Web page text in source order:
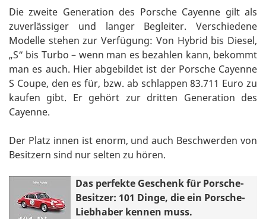
Die zweite Generation des Porsche Cayenne gilt als
zuverlässiger und langer Begleiter. Verschiedene
Modelle stehen zur Verfügung: Von Hybrid bis Diesel,
„S“ bis Turbo – wenn man es bezahlen kann, bekommt
man es auch. Hier abgebildet ist der Porsche Cayenne
S Coupe, den es für, bzw. ab schlappen 83.711 Euro zu
kaufen gibt. Er gehört zur dritten Generation des
Cayenne.
Der Platz innen ist enorm, und auch Beschwerden von
Besitzern sind nur selten zu hören.
Das perfekte Geschenk für Porsche-
Besitzer: 101 Dinge, die ein Porsche-
Liebhaber kennen muss.